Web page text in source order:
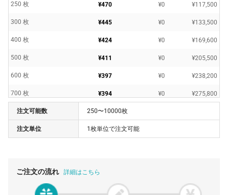
250 枚 ¥470 ¥0 ¥117,500
300 枚 ¥445 ¥0 ¥133,500
400 枚 ¥424 ¥0 ¥169,600
500 枚 ¥411 ¥0 ¥205,500
600 枚 ¥397 ¥0 ¥238,200
700 枚 ¥394 ¥0 ¥275,800
800 枚 ¥389
900 枚 ¥381
¥1,059,000
注文可能数 250〜10000枚
注文単位 1枚単位で注文可能
ご注文の流れ 詳細はこちら